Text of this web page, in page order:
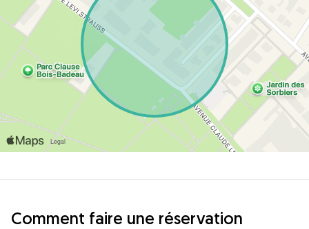
Comment faire une réservation